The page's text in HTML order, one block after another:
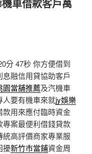
車借款客戶萬
分 47秒 你方便借到
息融信用貸協助客戶
園當舖推薦及汽機車
人要有機車來就jy娛樂
用來應付臨時資金
專案最便利借錢貸款
統高評價商家專業服
擾新竹市當鋪資金周